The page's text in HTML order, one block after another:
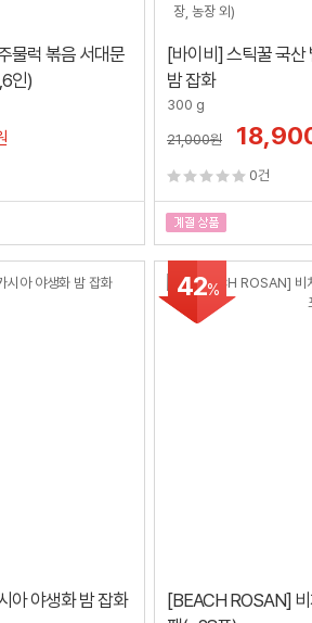
물럭 볶음 서대문
인)
[바이비] 스틱꿀 국산
밤 잡화
300 g
21,000원
0건
아 야생화 밤 잡화
42%
[BEACH ROSAN]